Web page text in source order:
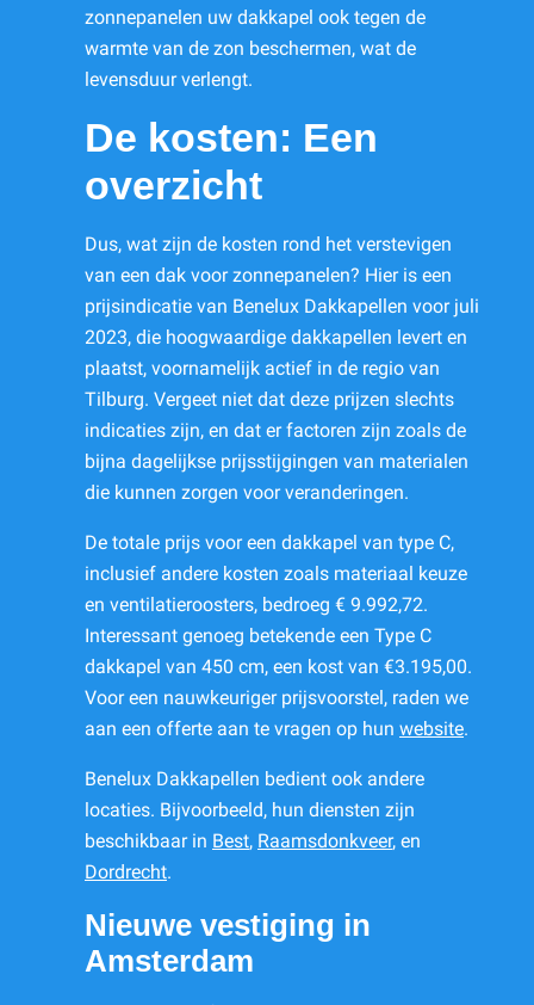
zonnepanelen uw dakkapel ook tegen de
warmte van de zon beschermen, wat de
levensduur verlengt.
De kosten: Een
overzicht
Dus, wat zijn de kosten rond het verstevigen
van een dak voor zonnepanelen? Hier is een
prijsindicatie van Benelux Dakkapellen voor juli
2023, die hoogwaardige dakkapellen levert en
plaatst, voornamelijk actief in de regio van
Tilburg. Vergeet niet dat deze prijzen slechts
indicaties zijn, en dat er factoren zijn zoals de
bijna dagelijkse prijsstijgingen van materialen
die kunnen zorgen voor veranderingen.
De totale prijs voor een dakkapel van type C,
inclusief andere kosten zoals materiaal keuze
en ventilatieroosters, bedroeg € 9.992,72.
Interessant genoeg betekende een Type C
dakkapel van 450 cm, een kost van €3.195,00.
Voor een nauwkeuriger prijsvoorstel, raden we
aan een offerte aan te vragen op hun website.
Benelux Dakkapellen bedient ook andere
locaties. Bijvoorbeeld, hun diensten zijn
beschikbaar in Best, Raamsdonkveer, en
Dordrecht.
Nieuwe vestiging in
Amsterdam